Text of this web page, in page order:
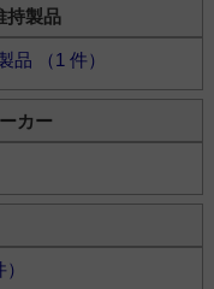
持製品
品 （1 件）
カー